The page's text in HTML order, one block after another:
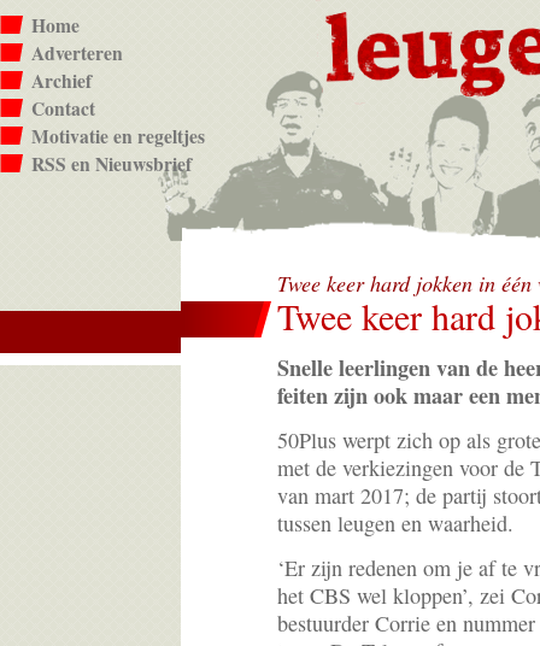
Home
Adverteren
Archief
Contact
Motivatie en regeltjes
RSS en Nieuwsbrief
Twee keer hard jokken in
Twee keer hard
Snelle leerlingen van de
feiten zijn ook maar een
50Plus werpt zich op als
met de verkiezingen voor de
van mart 2017; de partij
tussen leugen en waarheid.
‘Er zijn redenen om je af te
het CBS wel kloppen’, zei
bestuurder Corrie en